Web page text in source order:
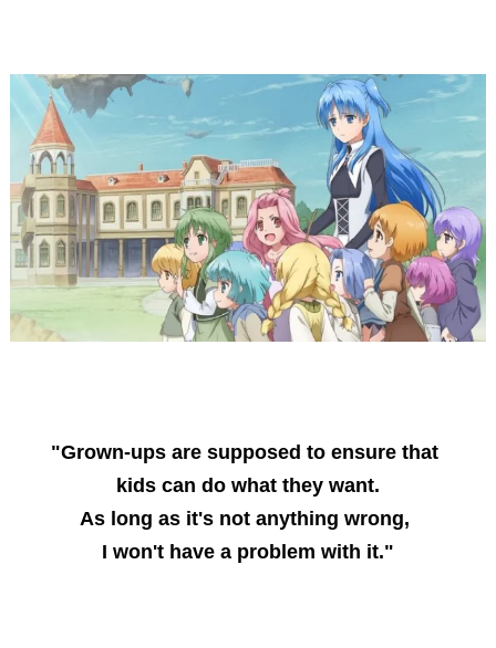
"Grown-ups are supposed to ensure that
kids can do what they want.
As long as it's not anything wrong,
I won't have a problem with it."